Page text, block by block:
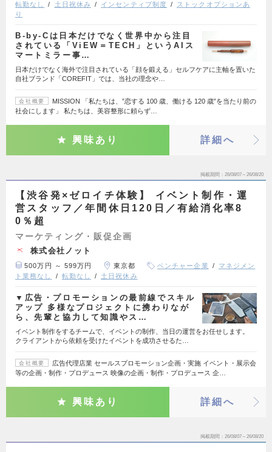
転勤なし
土日祝休み インセンティブ制度
ストックオプションあ
り
B-by-Cは日本だけでなく世界中から注目
されている「ViEW＝TECH」というAIス
マートミラー事…
日本だけでなく海外で注目されている「顔を鍛える」セルフケアに主軸を置いた
自社ブランド「COREFIT」では、当社の理念や…
会社概要
MISSION 「私たちは、”恋する 100 歳、働ける 120 歳”を当たり前の
社会にします」 私たちは、美容整形に頼らず…
興味あり 詳細へ
掲載期間 26/08/07～26/08/20
【渋谷発×ゼロイチ体験】 イベント制作・運
営スタッフ／年間休日120日／有給消化率8
0％超
マーケティング・販促企画
株式会社ノット
500万円 ～ 599万円 東京都 ベンチャー企業
マネジメン
ト業務なし
転勤なし 土日祝休み
▼広告・プロモーションの最前線でスキル
アップ 多様なプロジェクトに携わりなが
ら、先輩と協力して知識やス…
イベント制作をするチームで、イベントの制作、当日の運営をお任せします。
クライアントから依頼を受けたイベントを成功させるた…
会社概要
広告代理店業 セールスプロモーション企画・実施 イベント・展示会
等の企画・制作・プロデュース 映像の企画・制作・プロデュース 企…
興味あり 詳細へ
掲載期間 26/08/07～26/08/20